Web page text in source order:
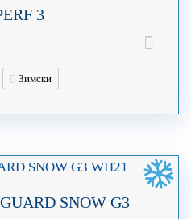
3
Зимски
SNOW G3